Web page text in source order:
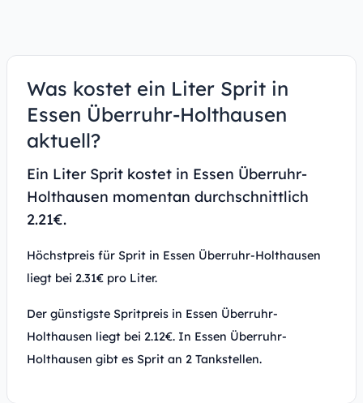
Was kostet ein Liter Sprit in
Essen Überruhr-Holthausen
aktuell?
Ein Liter Sprit kostet in Essen Überruhr-
Holthausen momentan durchschnittlich
2.21€.
Höchstpreis für Sprit in Essen Überruhr-Holthausen
liegt bei 2.31€ pro Liter.
Der günstigste Spritpreis in Essen Überruhr-
Holthausen liegt bei 2.12€. In Essen Überruhr-
Holthausen gibt es Sprit an 2 Tankstellen.